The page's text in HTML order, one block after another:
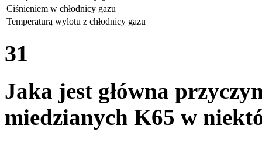
Ciśnieniem w chłodnicy gazu
Temperaturą wylotu z chłodnicy gazu
31
Jaka jest główna
miedzianych K65 w